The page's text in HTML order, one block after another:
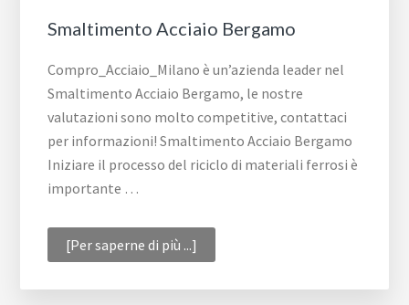
Smaltimento Acciaio Bergamo
Compro_Acciaio_Milano è un’azienda leader nel
Smaltimento Acciaio Bergamo, le nostre
valutazioni sono molto competitive, contattaci
per informazioni! Smaltimento Acciaio Bergamo
Iniziare il processo del riciclo di materiali ferrosi è
importante …
[Per saperne di più ...]
Acciaio
Bergamo